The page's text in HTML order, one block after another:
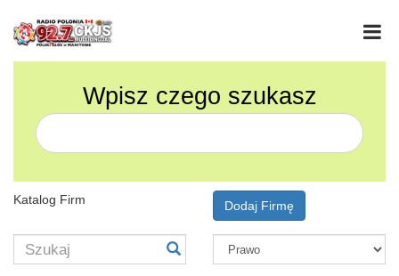
Wpisz czego szukasz
Katalog Firm Dodaj Firmę